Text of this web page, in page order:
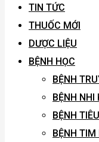
TIN TỨC
THUỐC MỚI
DƯỢC LIỆU
BỆNH HỌC
BỆNH
BỆNH NHI
BỆNH
BỆNH TIM